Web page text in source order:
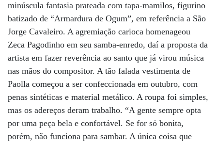
minúscula fantasia prateada com tapa-mamilos, figurino
batizado de “Armardura de Ogum”, em referência a São
Jorge Cavaleiro. A agremiação carioca homenageou
Zeca Pagodinho em seu samba-enredo, daí a proposta da
artista em fazer reverência ao santo que já virou música
nas mãos do compositor. A tão falada vestimenta de
Paolla começou a ser confeccionada em outubro, com
penas sintéticas e material metálico. A roupa foi simples,
mas os adereços deram trabalho. “A gente sempre opta
por uma peça bela e confortável. Se for só bonita,
porém, não funciona para sambar. A única coisa que